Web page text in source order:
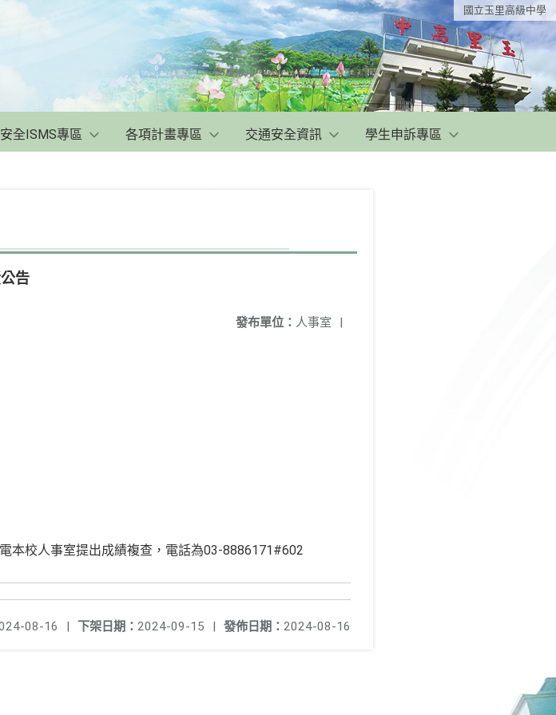
國立玉里高級中學
全ISMS專區 各項計畫專區 交通安全資訊 學生申訴專區
告
發布單位： 人事室 |
本校人事室提出成績複查，電話為03-8886171#602
發佈日期： 2024-08-16
下架日期： 2024-09-15 |
08-16 |